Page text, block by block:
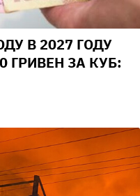
В 2027 ГОДУ
ГРИВЕН ЗА КУБ: